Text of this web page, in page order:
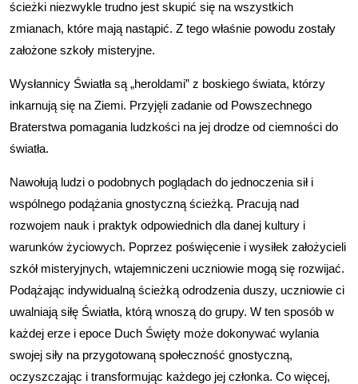
ścieżki niezwykle trudno jest skupić się na wszystkich
zmianach, które mają nastąpić. Z tego właśnie powodu zostały
założone szkoły misteryjne.
Wysłannicy Światła są „heroldami” z boskiego świata, którzy
inkarnują się na Ziemi. Przyjęli zadanie od Powszechnego
Braterstwa pomagania ludzkości na jej drodze od ciemności do
światła.
Nawołują ludzi o podobnych poglądach do jednoczenia sił i
wspólnego podążania gnostyczną ścieżką. Pracują nad
rozwojem nauk i praktyk odpowiednich dla danej kultury i
warunków życiowych. Poprzez poświęcenie i wysiłek założycieli
szkół misteryjnych, wtajemniczeni uczniowie mogą się rozwijać.
Podążając indywidualną ścieżką odrodzenia duszy, uczniowie ci
uwalniają siłę Światła, którą wnoszą do grupy. W ten sposób w
każdej erze i epoce Duch Święty może dokonywać wylania
swojej siły na przygotowaną społeczność gnostyczną,
oczyszczając i transformując każdego jej członka. Co więcej,